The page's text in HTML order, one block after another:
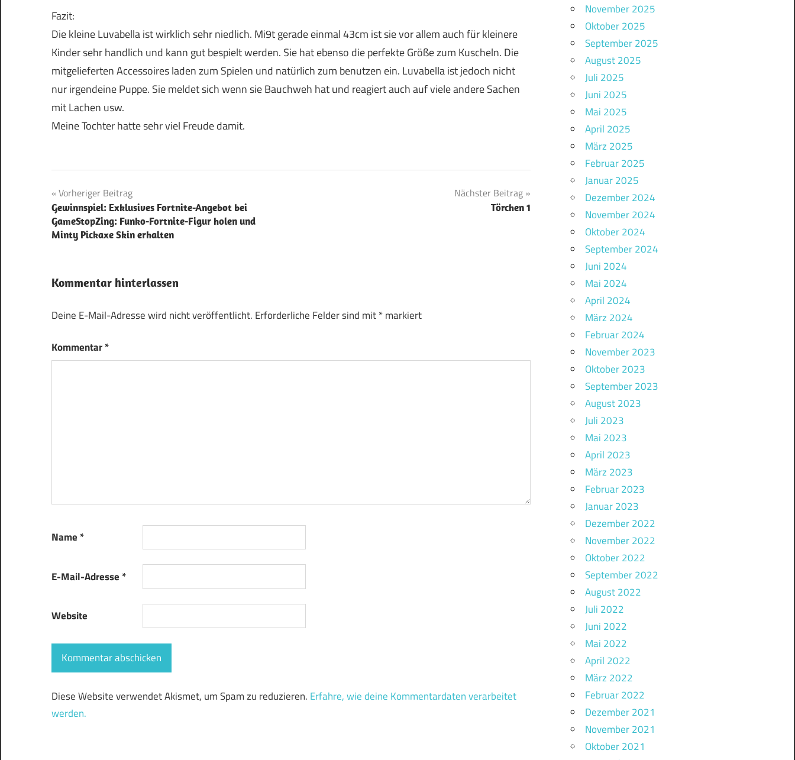
Fazit:
Die kleine Luvabella ist wirklich sehr niedlich. Mi9t gerade einmal 43cm ist sie vor allem auch für kleinere
Kinder sehr handlich und kann gut bespielt werden. Sie hat ebenso die perfekte Größe zum Kuscheln. Die
mitgelieferten Accessoires laden zum Spielen und natürlich zum benutzen ein. Luvabella ist jedoch nicht
nur irgendeine Puppe. Sie meldet sich wenn sie Bauchweh hat und reagiert auch auf viele andere Sachen
mit Lachen usw.
Meine Tochter hatte sehr viel Freude damit.
Beitragsnavigation
Vorheriger Beitrag
Gewinnspiel: Exklusives Fortnite-Angebot bei
GameStopZing: Funko-Fortnite-Figur holen und
Minty Pickaxe Skin erhalten
Nächster Beitrag
Törchen 1
Kommentar hinterlassen
Deine E-Mail-Adresse wird nicht veröffentlicht. Erforderliche Felder sind mit*markiert
Kommentar*
Name *
E-Mail-Adresse *
Website
Diese Website verwendet Akismet, um Spam zu reduzieren. Erfahre, wie deine Kommentardaten verarbeitet
werden.
November 2025
Oktober 2025
September 2025
August 2025
Juli 2025
Juni 2025
Mai 2025
April 2025
März 2025
Februar 2025
Januar 2025
Dezember 2024
November 2024
Oktober 2024
September 2024
Juni 2024
Mai 2024
April 2024
März 2024
Februar 2024
November 2023
Oktober 2023
September 2023
August 2023
Juli 2023
Mai 2023
April 2023
März 2023
Februar 2023
Januar 2023
Dezember 2022
November 2022
Oktober 2022
September 2022
August 2022
Juli 2022
Juni 2022
Mai 2022
April 2022
März 2022
Februar 2022
Dezember 2021
November 2021
Oktober 2021